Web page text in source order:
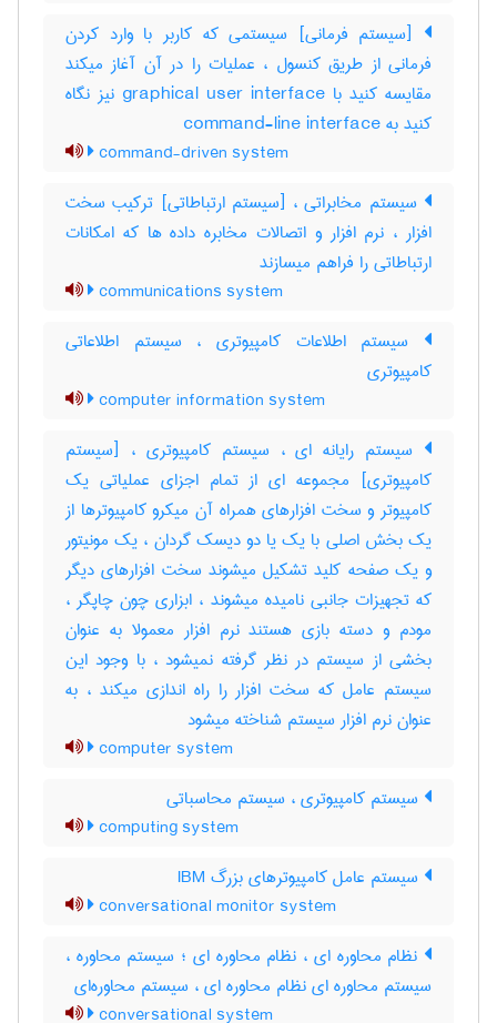
[سیستم فرمانی] سیستمی که کاربر با وارد کردن
فرمانی از طریق کنسول ، عملیات را در آن آغاز میکند
مقایسه کنید با ‎graphical user interface نیز نگاه
کنید به ‎ command-line interface
command-driven system
سیستم مخابراتی ، [سیستم ارتباطاتی] ترکیب سخت
افزار ، نرم افزار و اتصالات مخابره داده ها که امکانات
ارتباطاتی را فراهم میسازند
communications system
سیستم اطلاعات کامپیوتری ، سیستم اطلاعاتی
کامپیوتری
computer information system
سیستم رایانه ای ، سیستم کامپیوتری ، [سیستم
کامپیوتری] مجموعه ای از تمام اجزای عملیاتی یک
کامپیوتر و سخت افزارهای همراه آن میکرو کامپیوترها از
یک بخش اصلی با یک یا دو دیسک گردان ، یک مونیتور
و یک صفحه کلید تشکیل میشوند سخت افزارهای دیگر
که تجهیزات جانبی نامیده میشوند ، ابزاری چون چاپگر ،
مودم و دسته بازی هستند نرم افزار معمولا به عنوان
بخشی از سیستم در نظر گرفته نمیشود ، با وجود این
سیستم عامل که سخت افزار را راه اندازی میکند ، به
عنوان نرم افزار سیستم شناخته میشود
computer system
سیستم کامپیوتری ، سیستم محاسباتی
computing system
سیستم عامل کامپیوترهای بزرگ IBM
conversational monitor system
نظام محاوره ای ، نظام محاوره ای ؛ سیستم محاوره ،
سیستم محاوره ای نظام محاوره ای ، سیستم محاوره‌ای
conversational system